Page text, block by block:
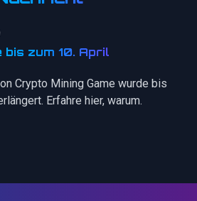
bis zum 10. April
Crypto Mining Game wurde bis
Erfahre hier, warum.